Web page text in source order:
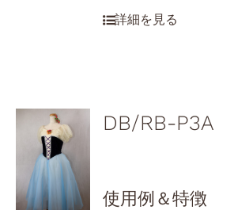
DB/RB-P3A
使用例＆特徴